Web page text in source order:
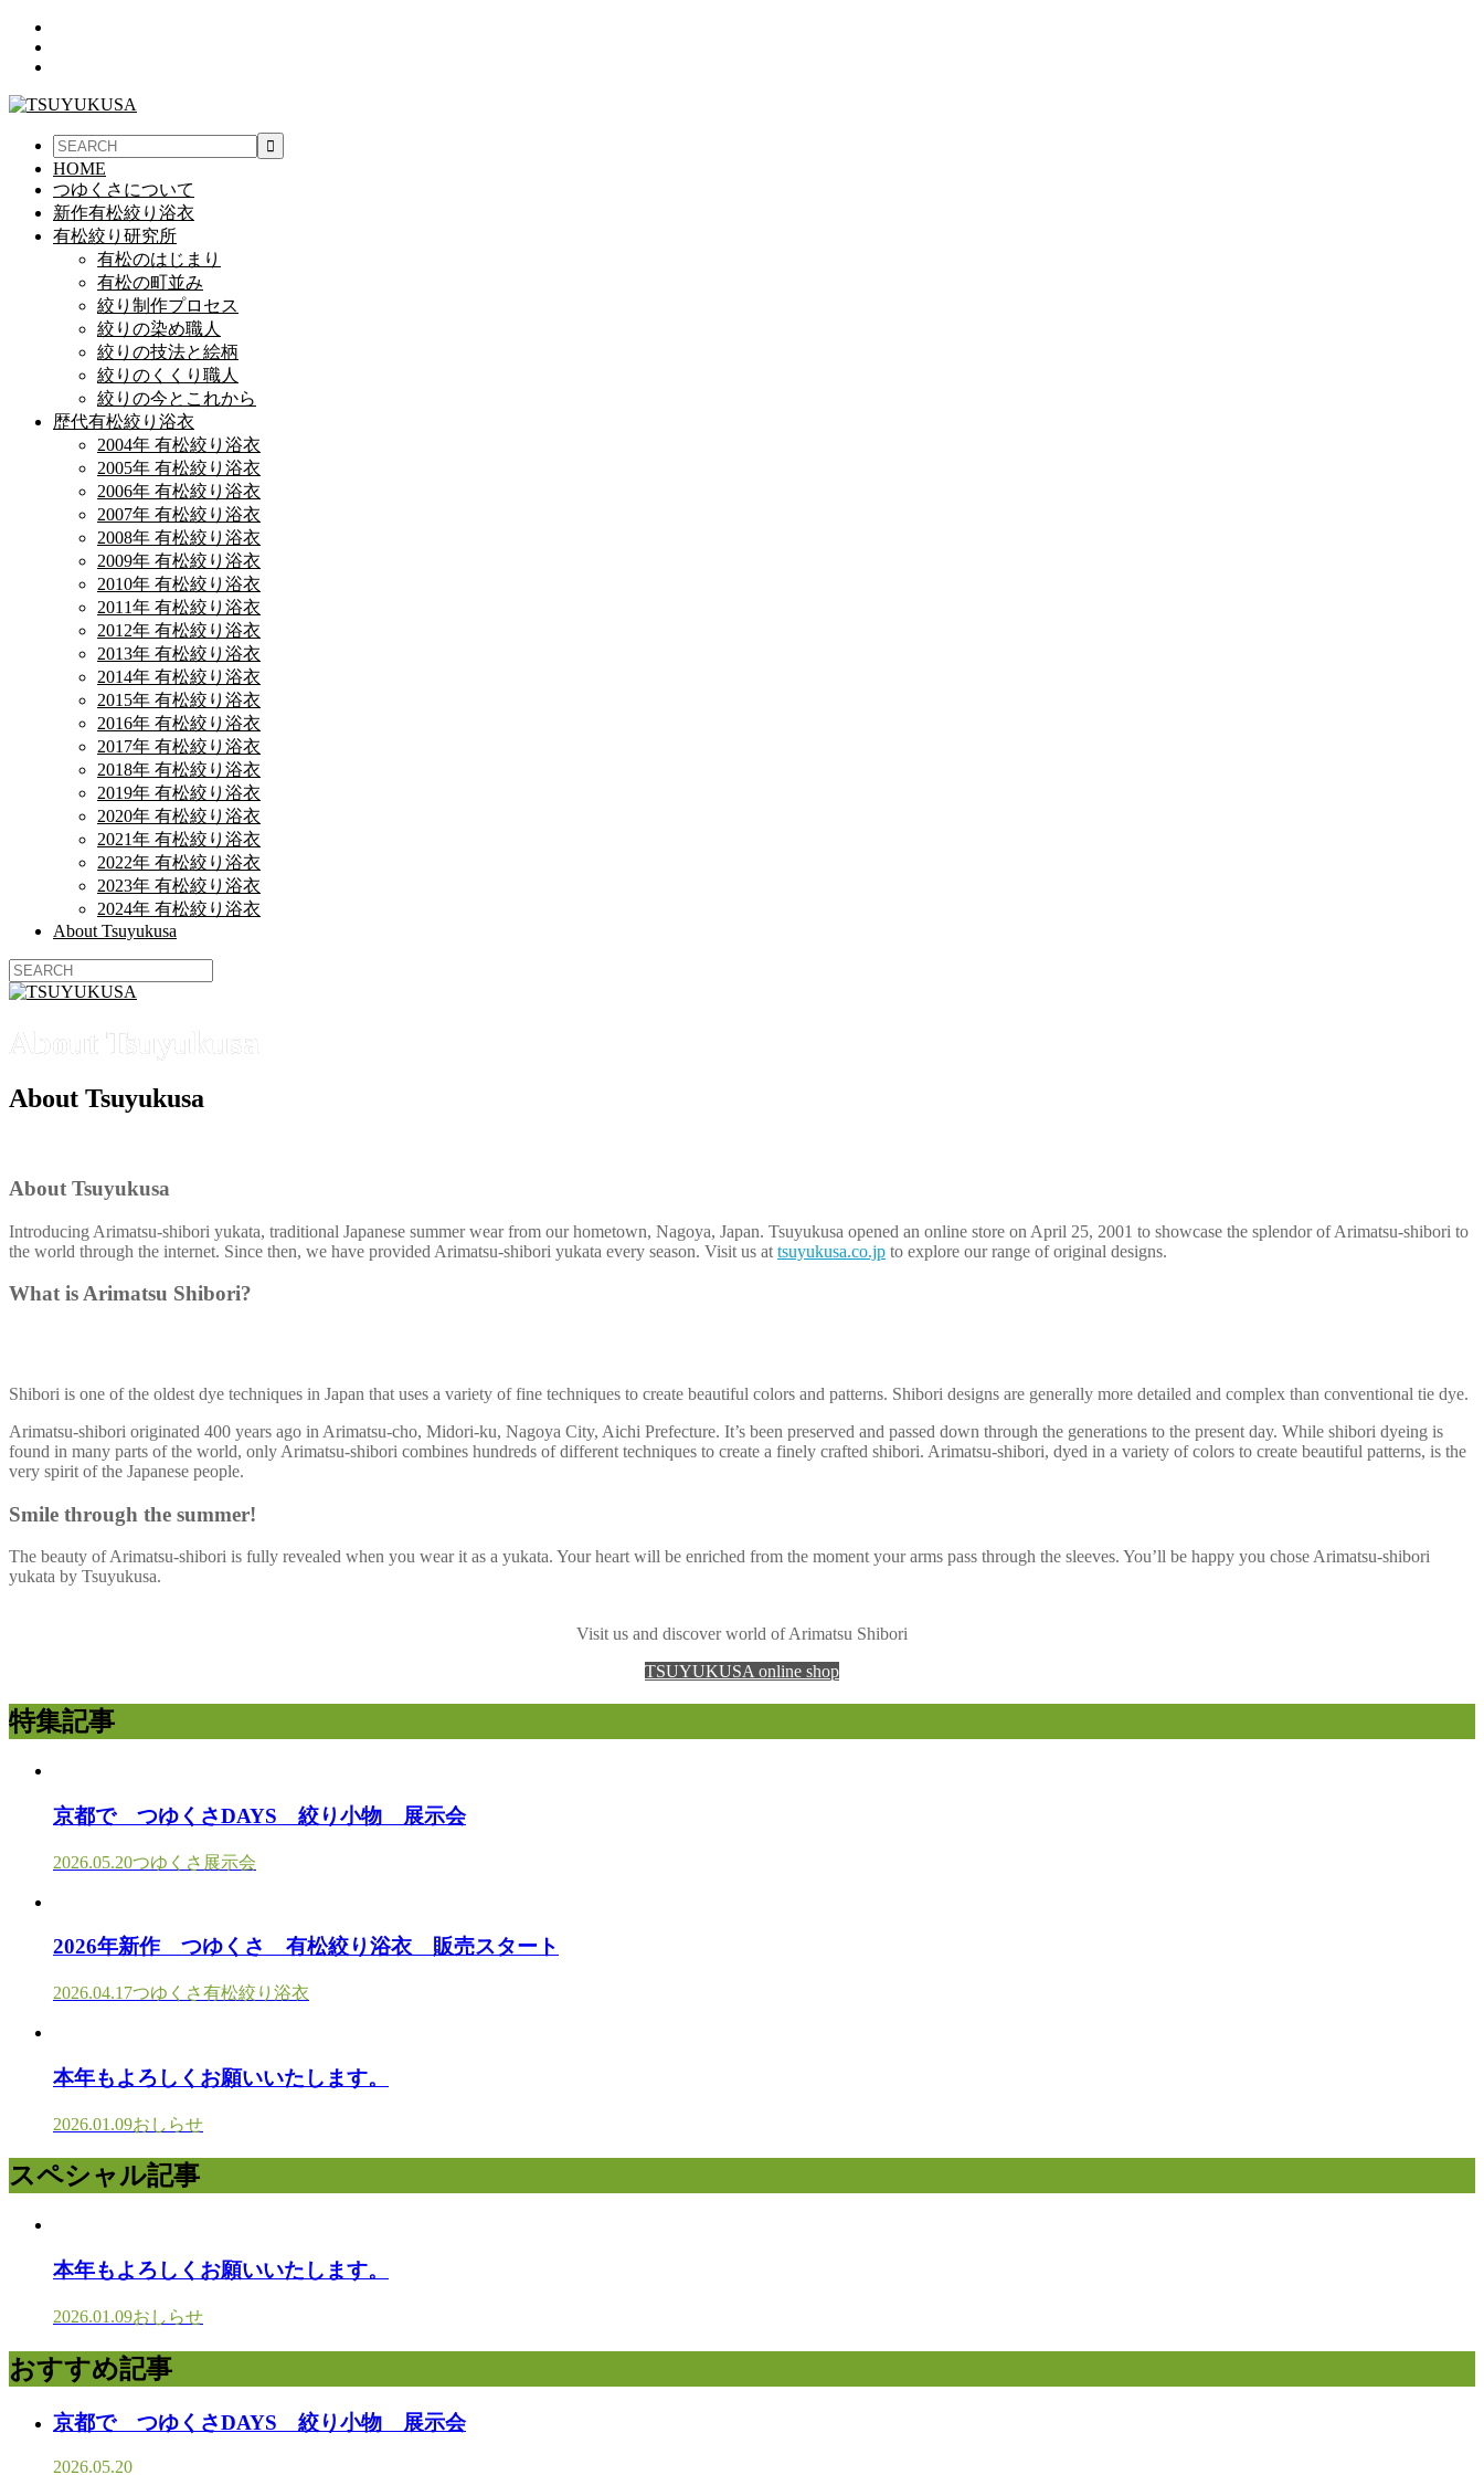
HOME
つゆくさについて
新作有松絞り浴衣
有松絞り研究所
有松のはじまり
有松の町並み
絞り制作プロセス
絞りの染め職人
絞りの技法と絵柄
絞りのくくり職人
絞りの今とこれから
歴代有松絞り浴衣
2004年 有松絞り浴衣
2005年 有松絞り浴衣
2006年 有松絞り浴衣
2007年 有松絞り浴衣
2008年 有松絞り浴衣
2009年 有松絞り浴衣
2010年 有松絞り浴衣
2011年 有松絞り浴衣
2012年 有松絞り浴衣
2013年 有松絞り浴衣
2014年 有松絞り浴衣
2015年 有松絞り浴衣
2016年 有松絞り浴衣
2017年 有松絞り浴衣
2018年 有松絞り浴衣
2019年 有松絞り浴衣
2020年 有松絞り浴衣
2021年 有松絞り浴衣
2022年 有松絞り浴衣
2023年 有松絞り浴衣
2024年 有松絞り浴衣
About Tsuyukusa
About Tsuyukusa
About Tsuyukusa
About Tsuyukusa
Introducing Arimatsu-shibori yukata, traditional Japanese summer wear from our hometown, Nagoya, Japan. Tsuyukusa opened an online store on April 25, 2001 to showcase the splendor of Arimatsu-shibori to
the world through the internet. Since then, we have provided Arimatsu-shibori yukata every season. Visit us at tsuyukusa.co.jp to explore our range of original designs.
What is Arimatsu Shibori?
Shibori is one of the oldest dye techniques in Japan that uses a variety of fine techniques to create beautiful colors and patterns. Shibori designs are generally more detailed and complex than conventional tie dye.
Arimatsu-shibori originated 400 years ago in Arimatsu-cho, Midori-ku, Nagoya City, Aichi Prefecture. It’s been preserved and passed down through the generations to the present day. While shibori dyeing is
found in many parts of the world, only Arimatsu-shibori combines hundreds of different techniques to create a finely crafted shibori. Arimatsu-shibori, dyed in a variety of colors to create beautiful patterns, is the
very spirit of the Japanese people.
Smile through the summer!
The beauty of Arimatsu-shibori is fully revealed when you wear it as a yukata. Your heart will be enriched from the moment your arms pass through the sleeves. You’ll be happy you chose Arimatsu-shibori
yukata by Tsuyukusa.
Visit us and discover world of Arimatsu Shibori
TSUYUKUSA online shop
特集記事
京都で つゆくさDAYS 絞り小物 展示会
2026.05.20つゆくさ展示会
2026年新作 つゆくさ 有松絞り浴衣 販売スタート
2026.04.17つゆくさ有松絞り浴衣
本年もよろしくお願いいたします。
2026.01.09おしらせ
スペシャル記事
本年もよろしくお願いいたします。
2026.01.09おしらせ
おすすめ記事
京都で つゆくさDAYS 絞り小物 展示会
2026.05.20